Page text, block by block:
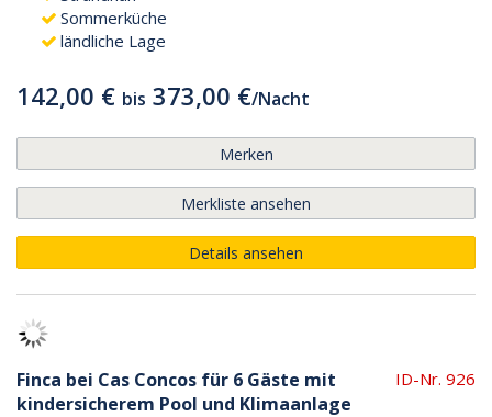
Sommerküche
ländliche Lage
142,00 € bis 373,00 €/Nacht
Merken
Merkliste ansehen
Details ansehen
Finca bei Cas Concos für 6 Gäste mit
kindersicherem Pool und Klimaanlage
ID-Nr. 926